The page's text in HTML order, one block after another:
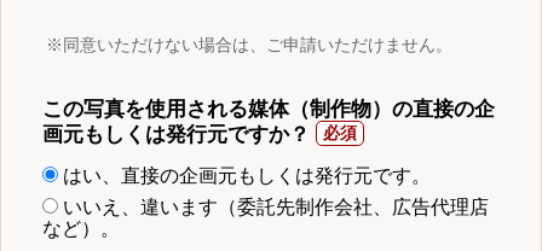
※同意いただけない場合は、ご申請いただけません。
この写真を使用される媒体（制作物）の直接の企
画元もしくは発行元ですか？
はい、直接の企画元もしくは発行元です。
いいえ、違います（委託先制作会社、広告代理店
など）。